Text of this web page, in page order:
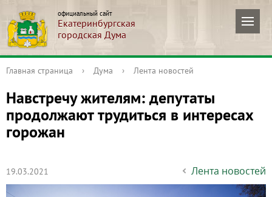
официальный сайт
Екатеринбургская
городская Дума
Главная страница › Дума › Лента новостей
Навстречу жителям: депутаты
продолжают трудиться в интересах
горожан
19.03.2021 Лента новостей